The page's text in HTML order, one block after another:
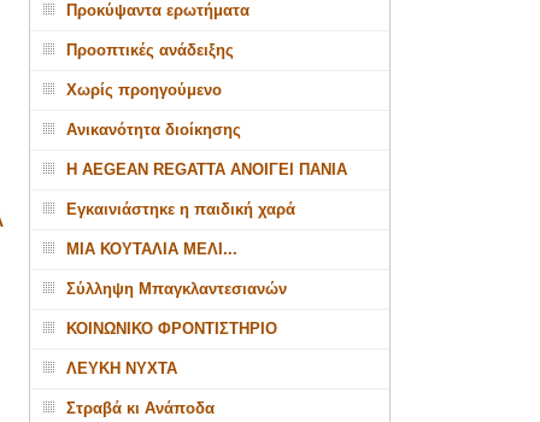
Προκύψαντα ερωτήματα
Προοπτικές ανάδειξης
Χωρίς προηγούμενο
Ανικανότητα διοίκησης
Η AEGEAN REGATTA ΑΝΟΙΓΕΙ ΠΑΝΙΑ
Εγκαινιάστηκε η παιδική χαρά
ΜΙΑ ΚΟΥΤΑΛΙΑ ΜΕΛΙ...
Σύλληψη Μπαγκλαντεσιανών
ΚΟΙΝΩΝΙΚΟ ΦΡΟΝΤΙΣΤΗΡΙΟ
ΛΕΥΚΗ ΝΥΧΤΑ
Στραβά κι Ανάποδα